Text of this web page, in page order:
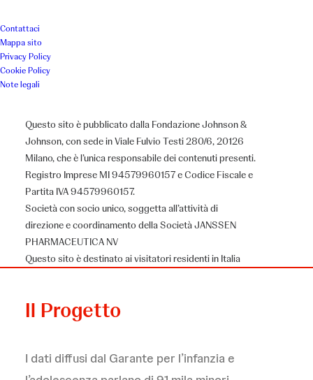
Contattaci
Mappa sito
Privacy Policy
Cookie Policy
Note legali
Questo sito è pubblicato dalla Fondazione Johnson &
Johnson, con sede in Viale Fulvio Testi 280/6, 20126
Milano, che è l’unica responsabile dei contenuti presenti.
Registro Imprese MI 94579960157 e Codice Fiscale e
Partita IVA 94579960157.
Società con socio unico, soggetta all’attività di
direzione e coordinamento della Società JANSSEN
PHARMACEUTICA NV
Questo sito è destinato ai visitatori residenti in Italia
Casa di accoglienza per minori
in difficoltà o senza famiglia
Luogo
Verolavecchia
Anno
2016
Piccoli Punti
Casa Famiglia Betania di Maria
Il Progetto
I dati diffusi dal Garante per l’infanzia e